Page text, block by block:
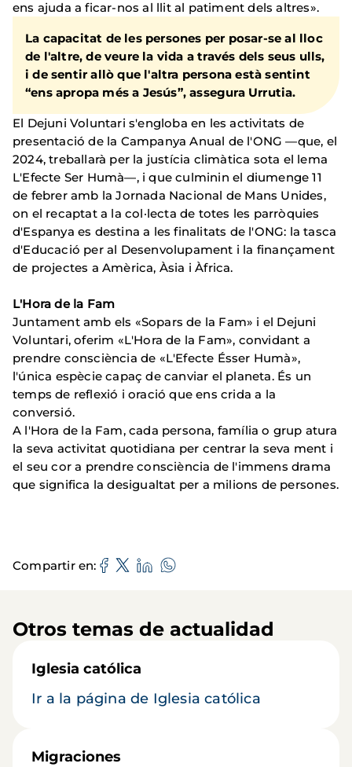
ens ajuda a ficar-nos al llit al patiment dels altres».
La capacitat de les persones per posar-se al lloc
de l'altre, de veure la vida a través dels seus ulls,
i de sentir allò que l'altra persona està sentint
“ens apropa més a Jesús”, assegura Urrutia.
El Dejuni Voluntari s'engloba en les activitats de
presentació de la Campanya Anual de l'ONG —que, el
2024, treballarà per la justícia climàtica sota el lema
L'Efecte Ser Humà—, i que culminin el diumenge 11
de febrer amb la Jornada Nacional de Mans Unides,
on el recaptat a la col·lecta de totes les parròquies
d'Espanya es destina a les finalitats de l'ONG: la tasca
d'Educació per al Desenvolupament i la finançament
de projectes a Amèrica, Àsia i Àfrica.
L'Hora de la Fam
Juntament amb els «Sopars de la Fam» i el Dejuni
Voluntari, oferim «L'Hora de la Fam», convidant a
prendre consciència de «L'Efecte Ésser Humà»,
l'única espècie capaç de canviar el planeta. És un
temps de reflexió i oració que ens crida a la
conversió.
A l'Hora de la Fam, cada persona, família o grup atura
la seva activitat quotidiana per centrar la seva ment i
el seu cor a prendre consciència de l'immens drama
que significa la desigualtat per a milions de persones.
Compartir en
Otros temas de actualidad
Iglesia católica
Ir a la página de Iglesia católica
Migraciones